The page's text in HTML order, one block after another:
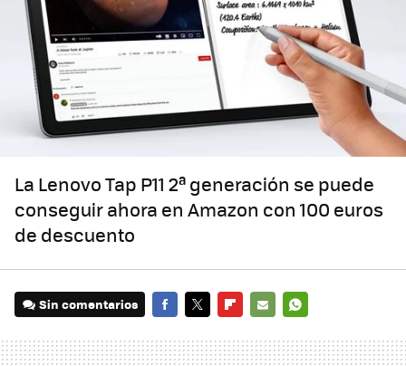
La Lenovo Tap P11 2ª generación se puede
conseguir ahora en Amazon con 100 euros
de descuento
Sin comentarios
MAIL